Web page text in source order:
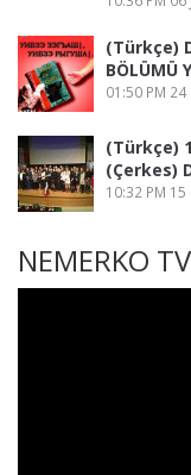
(Türkçe)
BÖLÜMÜ
01:50 PM 24
(Türkçe)
(Çerkes)
10:32 PM 15
NEMERKO TV